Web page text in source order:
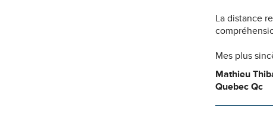
La distance
Mes plus
Mathieu
Quebec Qc